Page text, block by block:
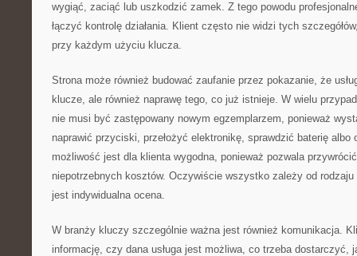
wygiąć, zaciąć lub uszkodzić zamek. Z tego powodu
łączyć kontrolę działania. Klient często nie widzi tych
przy każdym użyciu klucza.
Strona może również budować zaufanie przez pokazanie, że
klucze, ale również naprawę tego, co już istnieje. W wielu
nie musi być zastępowany nowym egzemplarzem, ponieważ
naprawić przyciski, przełożyć elektronikę, sprawdzić baterię albo
możliwość jest dla klienta wygodna, ponieważ pozwala
niepotrzebnych kosztów. Oczywiście wszystko zależy od
jest indywidualna ocena.
W branży kluczy szczególnie ważna jest również komunikacja.
informację, czy dana usługa jest możliwa, co trzeba dostarczyć,